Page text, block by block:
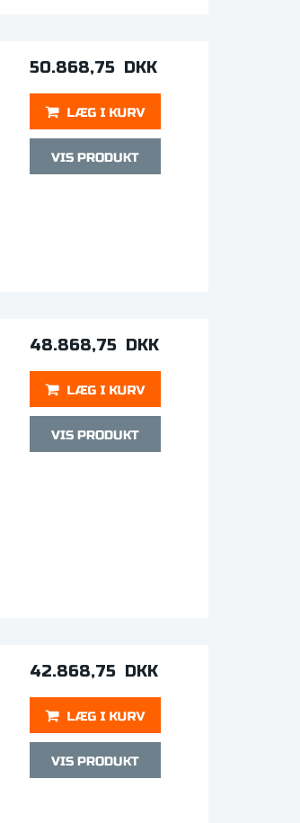
50.868,75 DKK
48.868,75 DKK
42.868,75 DKK